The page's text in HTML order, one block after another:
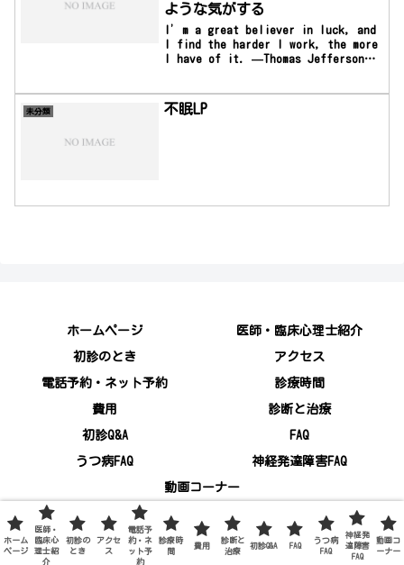
ような気がする
I’m a great believer in luck, and
I find the harder I work, the more
I have of it. —Thomas Jefferson私
る。 ―トーマス・ジェファーソン
未分類 不眠LP
ホームページ 医師・臨床心理士紹介
初診のとき アクセス
電話予約・ネット予約 診療時間
費用 診断と治療
初診Q&A FAQ
うつ病FAQ 神経発達障害FAQ
動画コーナー
© 2020 品川心療内科│少しのお薬と漢方薬・カウンセリング│うつ
不眠 ADHD ASD 学習障害│.
ホーム
ページ
医師・
臨床心
理士紹
介
初診の
とき
アクセ
ス
電話予
約・ネ
ット予
約
診療時
間
費用
診断と
治療
初診Q&A FAQ
うつ病
FAQ
神経発
達障害
FAQ
動画コ
ーナー